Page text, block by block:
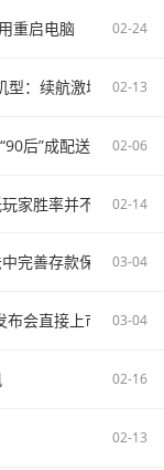
重启电脑 02-24
型：续航激增、8G内
02-13
后”成配送主力02-06
家胜率并不存在02-14
完善存款保险制度
03-04
会直接上市 03-04
02-16
02-13